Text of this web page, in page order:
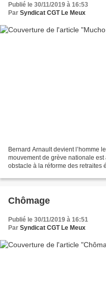
Publié le 30/11/2019 à 16:53
Par Syndicat CGT Le Meux
Bernard Arnault devient l’homme
mouvement de grève nationale
obstacle à la réforme des retraites
Chômage
Publié le 30/11/2019 à 16:51
Par Syndicat CGT Le Meux